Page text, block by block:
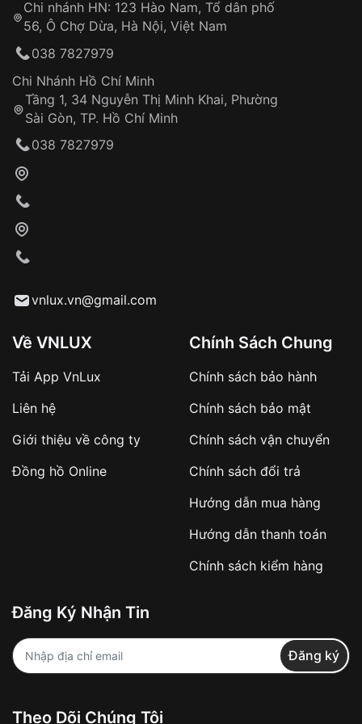
Từ khóa SEO:
Khách hàng kiểm tra và thanh toán trực tiếp
Từ khóa SEO:
sản phẩm đặc biệt
hàng
Số tiền còn lại thanh toán khi nhận hàng hoặc
✔️ Đảm bảo xử lý đơn hàng nhanh chóng
✔️ Hạn chế tình trạng hủy đơn không mong
Từ khóa SEO:
Khách hàng được
Đảm bảo quyền lợi khách hàng
Đồng hành cùng khách hàng trong suốt quá
trình sử dụng
Chi nhánh HN: 123 Hào Nam, Tổ dân phố
56, Ô Chợ Dừa, Hà Nội, Việt Nam
038 7827979
Chi Nhánh Hồ Chí Minh
Tầng 1, 34 Nguyễn Thị Minh Khai, Phường
Sài Gòn, TP. Hồ Chí Minh
038 7827979
vnlux.vn@gmail.com
Về VNLUX
Tải App VnLux
Liên hệ
Giới thiệu về công ty
Đồng hồ Online
Chính Sách Chung
Chính sách bảo hành
Chính sách bảo mật
Chính sách vận chuyển
Chính sách đổi trả
Hướng dẫn mua hàng
Hướng dẫn thanh toán
Chính sách kiểm hàng
Đăng Ký Nhận Tin
Đăng ký
Theo Dõi Chúng Tôi